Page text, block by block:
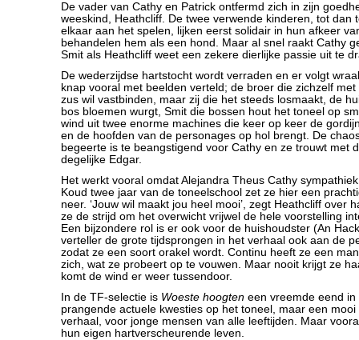
De vader van Cathy en Patrick ontfermd zich in zijn
weeskind, Heathcliff. De twee verwende kinderen, tot dan
elkaar aan het spelen, lijken eerst solidair in hun afkeer
behandelen hem als een hond. Maar al snel raakt Cathy
Smit als Heathcliff weet een zekere dierlijke passie uit te
De wederzijdse hartstocht wordt verraden en er volgt
knap vooral met beelden verteld; de broer die zichzelf
zus wil vastbinden, maar zij die het steeds losmaakt, de
bos bloemen wurgt, Smit die bossen hout het toneel op
wind uit twee enorme machines die keer op keer de
en de hoofden van de personages op hol brengt. De
begeerte is te beangstigend voor Cathy en ze trouwt met
degelijke Edgar.
Het werkt vooral omdat Alejandra Theus Cathy
Koud twee jaar van de toneelschool zet ze hier een
neer. ‘Jouw wil maakt jou heel mooi’, zegt Heathcliff over
ze de strijd om het overwicht vrijwel de hele voorstelling
Een bijzondere rol is er ook voor de huishoudster (An
verteller de grote tijdsprongen in het verhaal ook aan de
zodat ze een soort orakel wordt. Continu heeft ze een
zich, wat ze probeert op te vouwen. Maar nooit krijgt ze
komt de wind er weer tussendoor.
In de TF-selectie is Woeste hoogten een vreemde eend in
prangende actuele kwesties op het toneel, maar een
verhaal, voor jonge mensen van alle leeftijden. Maar
hun eigen hartverscheurende leven.